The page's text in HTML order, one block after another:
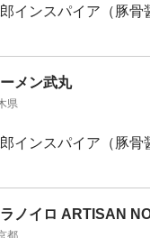
インスパイア（豚骨
メン武丸
県
インスパイア（豚骨
ノイロ ARTISAN
都